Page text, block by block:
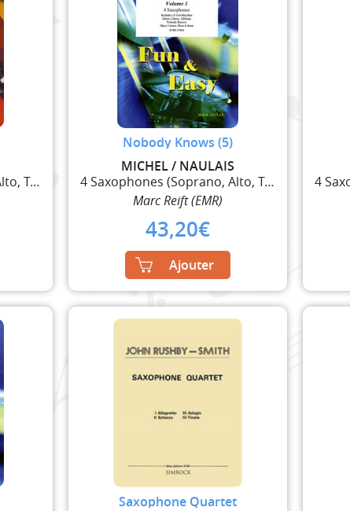
4 Saxophones (Soprano, Alto, Ténor, Baryton)
Nobody Knows (5)
MICHEL / NAULAIS
4 Saxophones (Soprano, Alto, Ténor, Baryton)
Marc Reift (EMR)
43,20€
Ajouter
Saxophone Quartet